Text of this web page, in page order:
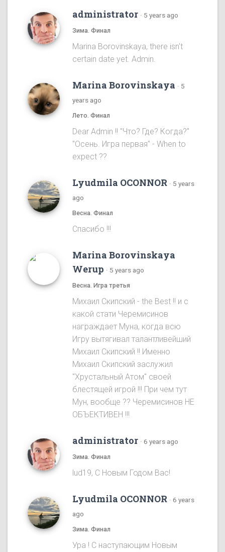
administrator · 5 years ago
Зима. Финал
Marina Borovinskaya, there isn't
certain date yet. Admin.
Marina Borovinskaya · 5
years ago
Лето. Финал
Dear Admin !! "Что? Где? Когда?"
"Осень. Игра первая" - When to
expect ??
Lyudmila OCONNOR · 5 years
ago
Весна. Финал
Спасибо !!!
Marina Borovinskaya
Werup · 5 years ago
Весна. Игра третья
Михаил Скипский - the Best !! и с
какой стати Черемисинов
награждает Муна, когда всю
Игру вытягивал талантливейший
Михаил Скипский !! Именно
Михаил Скипский заслужил
"Хрустальный Атом" своей
блестящей игрой !!! При чем тут
Мун, вообще ?? Черемисинoв НЕ
ОБЪЕКТИВЕН !!!
administrator · 6 years ago
Зима. Финал
lud19, С Новым Годом Вас!
Lyudmila OCONNOR · 6 years
ago
Зима. Финал
Ура ! С наступающим Новым